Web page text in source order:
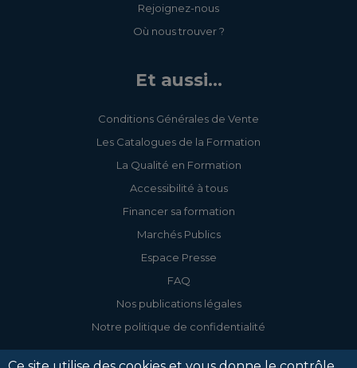
Rejoignez-nous
Où nous trouver ?
Et aussi...
Conditions Générales de Vente
Les Catalogues de la Formation
La Qualité en Formation
Accessibilité à tous
Financer sa formation
Marchés Publics
Espace Presse
FAQ
Nos publications légales
Notre politique de confidentialité